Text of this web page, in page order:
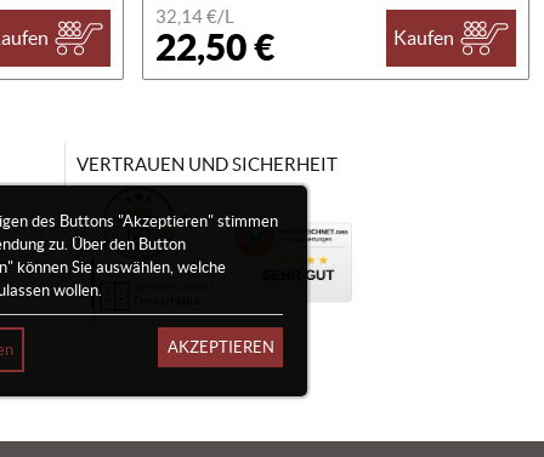
32,14 €/L
22,50 € Kaufen
des Buttons "Akzeptieren" stimmen
zu. Über den Button
können Sie auswählen, welche
wollen.
AKZEPTIEREN
VERTRAUEN UND SICHERHEIT